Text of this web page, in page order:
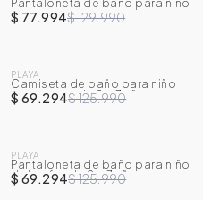
-40 %
Pantaloneta de baño para niño
$ 77.994$ 129.990
-45%
PLAYA
Camiseta de baño para niño
con textura de 2 a 7 años
$ 69.294$ 125.990
-45 %
PLAYA
Pantaloneta de baño para niño
doble faz de 2 a 7 años
$ 69.294$ 125.990